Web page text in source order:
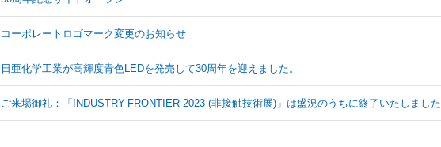
コーポレートロゴマーク変更のお知らせ
日亜化学工業が高輝度青色LEDを発売して30周年を迎えました。
ご来場御礼：「INDUSTRY-FRONTIER 2023 (非接触技術展)」は盛況のうちに終了いたしました